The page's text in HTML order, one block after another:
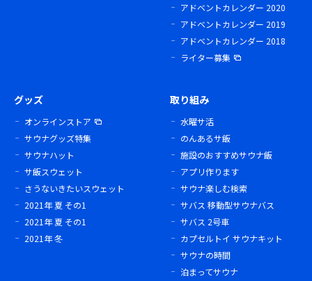
アドベントカレンダー 2020
アドベントカレンダー 2019
アドベントカレンダー 2018
ライター募集
グッズ
オンラインストア
サウナグッズ特集
サウナハット
サ飯スウェット
さうないきたいスウェット
2021年 夏 その1
2021年 夏 その1
2021年 冬
取り組み
水曜サ活
のんあるサ飯
施設のおすすめサウナ飯
アプリ作ります
サウナ楽しむ検索
サバス 移動型サウナバス
サバス 2号車
カプセルトイ サウナキット
サウナの時間
泊まってサウナ